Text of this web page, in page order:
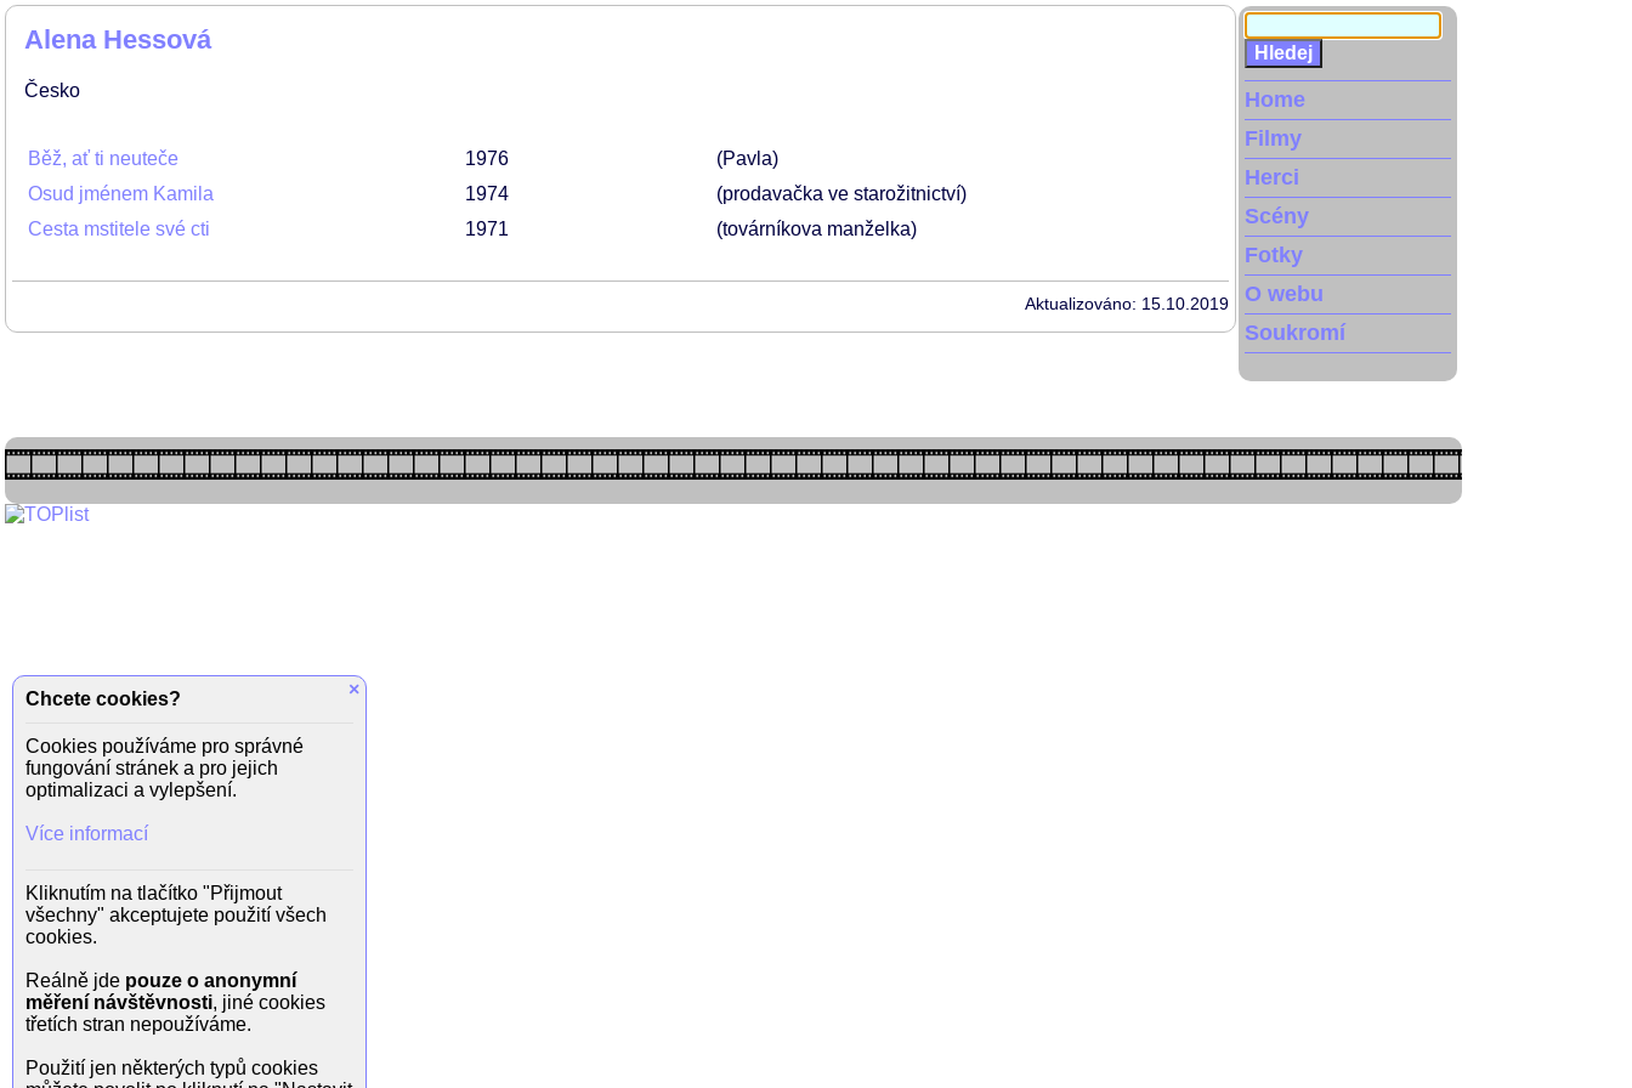
Alena Hessová
Česko
Běž, ať ti neuteče 1976
(Pavla)
Osud jménem Kamila
1974
(prodavačka ve starožitnictví)
Cesta mstitele své cti
1971 (továrníkova manželka)
Aktualizováno: 15.10.2019
Home
Filmy
Herci
Scény
Fotky
O webu
Soukromí
×
Chcete cookies?
Cookies používáme pro správné
fungování stránek a pro jejich
optimalizaci a vylepšení.
Více informací
Kliknutím na tlačítko "Přijmout
všechny" akceptujete použití všech
cookies.
Reálně jde pouze o anonymní
měření návštěvnosti, jiné cookies
třetích stran nepoužíváme.
Použití jen některých typů cookies